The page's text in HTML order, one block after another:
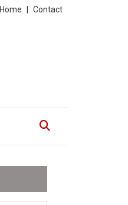
Contact
Home